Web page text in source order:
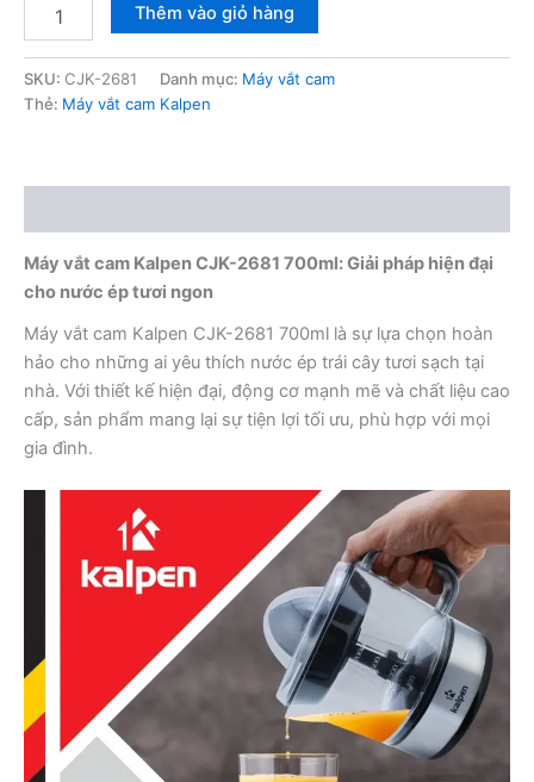
Kalpen
CJK-
Thêm vào giỏ hàng
SKU: CJK-2681 Danh mục: Máy vắt cam
Thẻ: Máy vắt cam Kalpen
Máy vắt cam Kalpen CJK-2681 700ml: Giải pháp hiện đại
cho nước ép tươi ngon
Máy vắt cam Kalpen CJK-2681 700ml là sự lựa chọn hoàn
hảo cho những ai yêu thích nước ép trái cây tươi sạch tại
nhà. Với thiết kế hiện đại, động cơ mạnh mẽ và chất liệu cao
cấp, sản phẩm mang lại sự tiện lợi tối ưu, phù hợp với mọi
gia đình.